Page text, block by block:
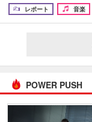
レポート
音楽
POWER PUSH